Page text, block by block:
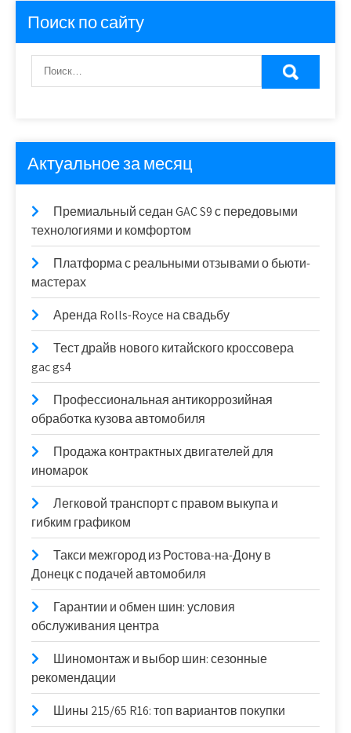
Поиск по сайту
Актуальное за месяц
Премиальный седан GAC S9 с передовыми
технологиями и комфортом
Платформа с реальными отзывами о бьюти-
мастерах
Аренда Rolls-Royce на свадьбу
Тест драйв нового китайского кроссовера
gac gs4
Профессиональная антикоррозийная
обработка кузова автомобиля
Продажа контрактных двигателей для
иномарок
Легковой транспорт с правом выкупа и
гибким графиком
Такси межгород из Ростова-на-Дону в
Донецк с подачей автомобиля
Гарантии и обмен шин: условия
обслуживания центра
Шиномонтаж и выбор шин: сезонные
рекомендации
Шины 215/65 R16: топ вариантов покупки